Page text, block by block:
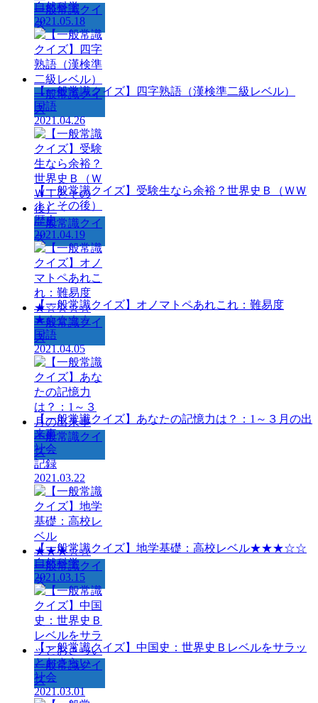
一般常識クイ
ズ
自然科学
2021.05.18
一般常識クイ
ズ
【一般常識クイズ】四字熟語（漢検準二級レベル）
国語
2021.04.26
一般常識クイ
ズ
【一般常識クイズ】受験生なら余裕？世界史Ｂ（ＷＷ
Ⅰとその後）
歴史
2021.04.19
一般常識クイ
ズ
【一般常識クイズ】オノマトペあれこれ：難易度
★☆☆☆☆
国語
2021.04.05
一般常識クイ
ズ
【一般常識クイズ】あなたの記憶力は？：1～３月の出
来事
社会
記録
2021.03.22
一般常識クイ
ズ
【一般常識クイズ】地学基礎：高校レベル★★★☆☆
自然科学
2021.03.15
一般常識クイ
ズ
【一般常識クイズ】中国史：世界史Ｂレベルをサラッ
とおさらい
社会
2021.03.01